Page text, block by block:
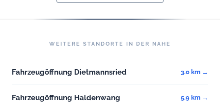
WEITERE STANDORTE IN DER NÄHE
Fahrzeugöffnung Dietmannsried 3.0 km →
Fahrzeugöffnung Haldenwang 5.9 km →